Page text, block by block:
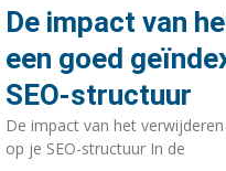
De impact van
een goed
SEO-structuur
De impact van het
op je SEO-structuur In de